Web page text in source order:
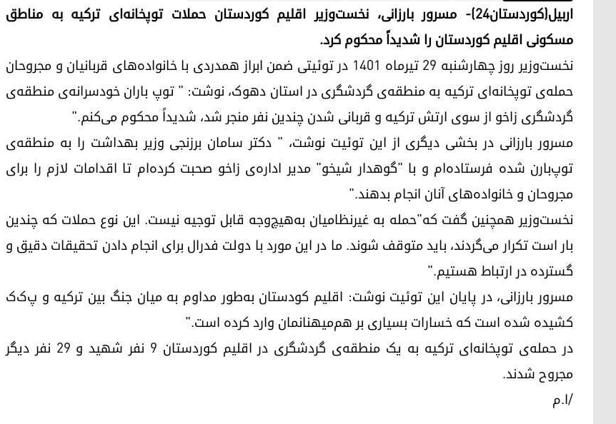
اربیل(کوردستان۲۴)- مسرور بارزانی، نخست‌وزیر اقلیم کوردستان حملات توپخانه‌ای ترکیه به مناطق
مسکونی اقلیم کوردستان را شدیداً محکوم کرد.
نخست‌وزیر روز چهارشنبه ۲۹ تیرماه ۱۴۰۱ در توئیتی ضمن ابراز همدردی با خانواده‌های قربانیان و مجروحان
حمله‌ی توپخانه‌ای ترکیه به منطقه‌ی گردشگری در استان دهوک، نوشت: " توپ باران خودسرانه‌ی منطقه‌ی
گردشگری زاخو از سوی ارتش ترکیە و قربانی شدن چندین نفر منجر شد، شدیداً محکوم می‌کنم."
مسرور بارزانی در بخشی دیگری از این توئیت نوشت، " دکتر سامان برزنجی وزیر بهداشت را به منطقه‌ی
توپ‌بارن شده فرستاده‌ام و با "گوهدار شیخو" مدیر اداره‌ی زاخو صحبت کرده‌ام تا اقدامات لازم را برای
مجروحان و خانواده‌های آنان انجام بدهند."
نخست‌وزیر همچنین گفت که"حمله به غیرنظامیان به‌هیچ‌وجه قابل توجیه نیست. این نوع حملات که چندین
بار است تکرار می‌گردند، باید متوقف شوند. ما در این مورد با دولت فدرال برای انجام دادن تحقیقات دقیق و
گسترده در ارتباط هستیم."
مسرور بارزانی، در پایان این توئیت نوشت: اقلیم کودستان به‌طور مداوم به میان جنگ بین ترکیه و پ‌ک‌ک
کشیده شده است که خسارات بسیاری بر هم‌میهنانمان وارد کرده است."
در حمله‌ی توپخانه‌ای ترکیه به یک منطقه‌ی گردشگری در اقلیم کوردستان ۹ نفر شهید و ۲۹ نفر دیگر
مجروح شدند.
/ا.م